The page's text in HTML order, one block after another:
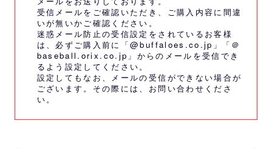
受信メールをご確認いただき、ご購入内容に間違
いが無いかご確認ください。
迷惑メール防止の受信設定をされているお客様
は、必ずご購入前に「@buffaloes.co.jp」「＠
baseball.orix.co.jp」からのメールを受信でき
るよう設定してください。
設定してもなお、メールの受信ができない場合が
ございます。その際には、 お問い合わせくださ
い。